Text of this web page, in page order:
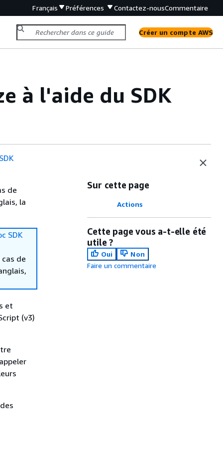
Français Préférences Contactez-nousCommentaire
Créer un compte AWS
à l'aide du SDK
de
la
SDK
de
et
(v3)
Sur cette page
Actions
Cette page vous a-t-elle été
utile ?
Oui
Non
Faire un commentaire